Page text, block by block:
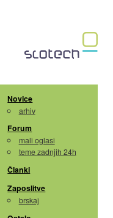
Novice
arhiv
Forum
mali oglasi
teme zadnjih 24h
Članki
Zaposlitve
brskaj